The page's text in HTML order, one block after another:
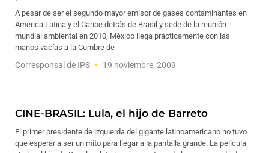
A pesar de ser el segundo mayor emisor de gases contaminantes en
América Latina y el Caribe detrás de Brasil y sede de la reunión
mundial ambiental en 2010, México llega prácticamente con las
manos vacías a la Cumbre de
Corresponsal de IPS 19 noviembre, 2009
CINE-BRASIL: Lula, el hijo de Barreto
El primer presidente de izquierda del gigante latinoamericano no tuvo
que esperar a ser un mito para llegar a la pantalla grande. La película